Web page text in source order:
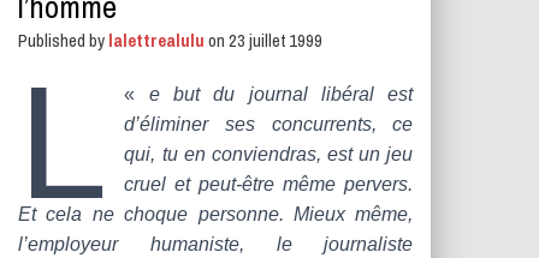
Published bylalettrealuluon23 juillet 1999
«
L
e but du journal libéral est
d’éliminer ses concurrents, ce
qui, tu en conviendras, est un jeu
cruel et peut-être même pervers.
Et cela ne choque personne. Mieux même,
l’employeur humaniste, le journaliste